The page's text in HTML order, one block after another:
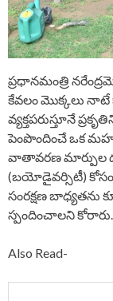
ప్రధానమంత్రి
కేవలం మొక్కలు నాటే
వ్యక్తపరుస్తూనే
పెంపొందించే ఒక
వాతావరణ మార్పుల
(బయోడైవర్సిటీ) కోసం
సంరక్షణ బాధ్యతను
స్పందించాలని కోరారు.
Also Read-